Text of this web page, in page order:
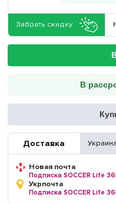
Забрать скидку
В
Доставка Украина
Новая почта
Подписка SOCCER Life
Укрпочта
Подписка SOCCER Life